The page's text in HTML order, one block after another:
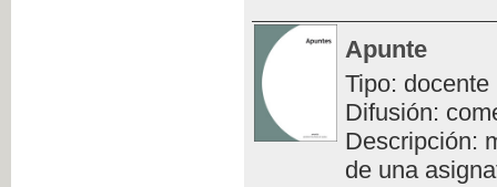
Apunte
Tipo: docente
Difusión:
Descripción:
de una